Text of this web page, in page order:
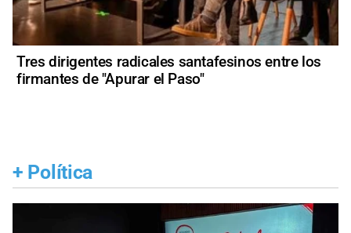
Tres dirigentes radicales santafesinos entre los
firmantes de "Apurar el Paso"
+ Política